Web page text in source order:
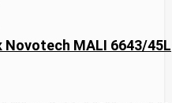
MALI 6643/45L